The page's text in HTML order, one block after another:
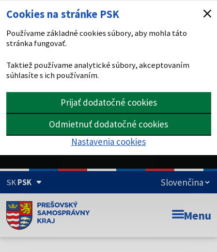
Cookies na stránke PSK
Používame základné cookies súbory, aby mohla táto
stránka fungovať.
Taktiež používame analytické súbory, akceptovaním
súhlasíte s ich používaním.
Prijať dodatočné cookies
Odmietnuť dodatočné cookies
Nastavenia cookies
SKPSK
Doména psk.sk je oficiálna
Toto je oficiálna webová stránka Prešovského
Menu